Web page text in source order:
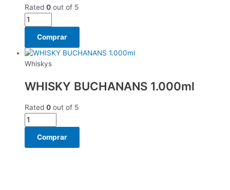
Rated 0 out of 5
Comprar
Whiskys
WHISKY BUCHANANS 1.000ml
Rated 0 out of 5
Comprar